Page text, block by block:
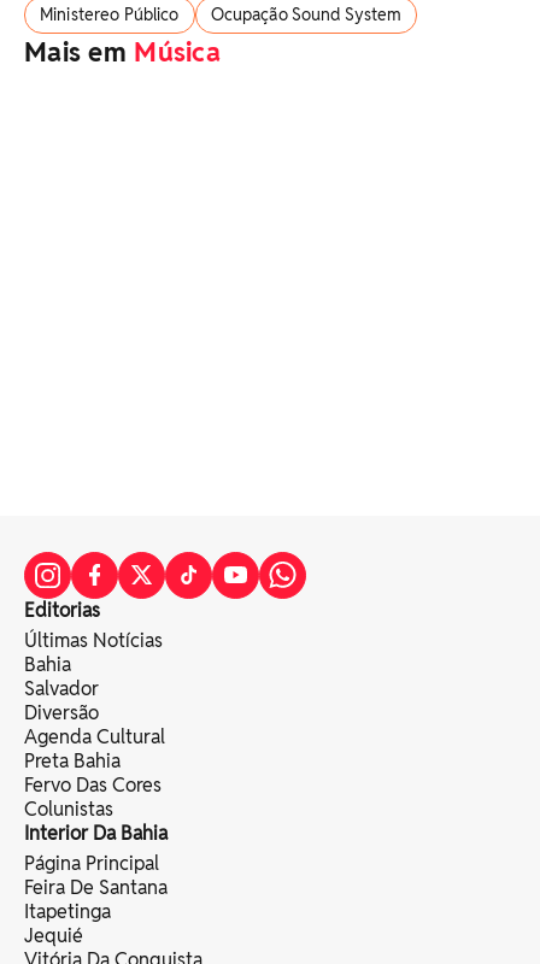
Ministereo Público Ocupação Sound System
Mais em Música
Editorias
Últimas Notícias
Bahia
Salvador
Diversão
Agenda Cultural
Preta Bahia
Fervo Das Cores
Colunistas
Interior Da Bahia
Página Principal
Feira De Santana
Itapetinga
Jequié